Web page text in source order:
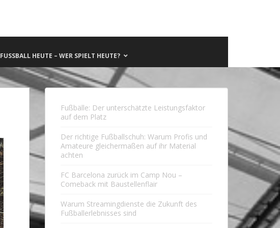
FUSSBALL HEUTE – WER SPIELT HEUTE?
Fußbälle: Der unterschätzte Leistungsfaktor
auf dem Platz
Der richtige Fußballschuh: Warum Profis und
Amateure gleichermaßen auf ihr Material
achten
FC Barcelona zurück im Camp Nou –
Comeback mit Baustellenflair
Warum Streamingdienste die Zukunft des
Fußballerlebnisses sind